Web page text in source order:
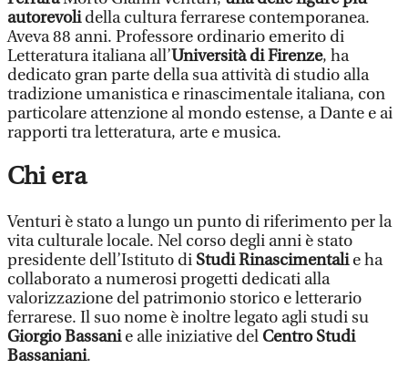
autorevolidella cultura ferrarese contemporanea.
Aveva 88 anni. Professore ordinario emerito di
Letteratura italiana all’Università di Firenze, ha
dedicato gran parte della sua attività di studio alla
tradizione umanistica e rinascimentale italiana, con
particolare attenzione al mondo estense, a Dante e ai
rapporti tra letteratura, arte e musica.
Chi era
Venturi è stato a lungo un punto di riferimento per la
vita culturale locale. Nel corso degli anni è stato
presidente dell’Istituto di Studi Rinascimentalie ha
collaborato a numerosi progetti dedicati alla
valorizzazione del patrimonio storico e letterario
ferrarese. Il suo nome è inoltre legato agli studi su
Giorgio Bassanie alle iniziative del Centro Studi
Bassaniani.